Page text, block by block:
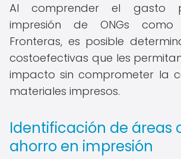
Al comprender el gasto
impresión de ONGs como
Fronteras, es posible
costoefectivas que les
impacto sin comprometer la
materiales impresos.
Identificación de áreas
ahorro en impresión